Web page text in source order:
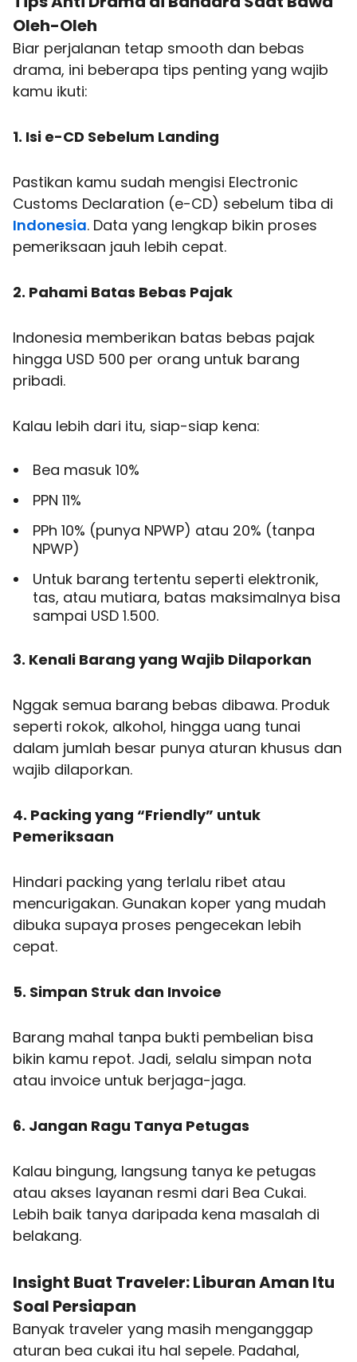
Oleh-Oleh
Biar perjalanan tetap smooth dan bebas
drama, ini beberapa tips penting yang wajib
kamu ikuti:
1. Isi e-CD Sebelum Landing
Pastikan kamu sudah mengisi Electronic
Customs Declaration (e-CD) sebelum tiba di
Indonesia. Data yang lengkap bikin proses
pemeriksaan jauh lebih cepat.
2. Pahami Batas Bebas Pajak
Indonesia memberikan batas bebas pajak
hingga USD 500 per orang untuk barang
pribadi.
Kalau lebih dari itu, siap-siap kena:
Bea masuk 10%
PPN 11%
PPh 10% (punya NPWP) atau 20% (tanpa
NPWP)
Untuk barang tertentu seperti elektronik,
tas, atau mutiara, batas maksimalnya bisa
sampai USD 1.500.
3. Kenali Barang yang Wajib Dilaporkan
Nggak semua barang bebas dibawa. Produk
seperti rokok, alkohol, hingga uang tunai
dalam jumlah besar punya aturan khusus dan
wajib dilaporkan.
4. Packing yang “Friendly” untuk
Pemeriksaan
Hindari packing yang terlalu ribet atau
mencurigakan. Gunakan koper yang mudah
dibuka supaya proses pengecekan lebih
cepat.
5. Simpan Struk dan Invoice
Barang mahal tanpa bukti pembelian bisa
bikin kamu repot. Jadi, selalu simpan nota
atau invoice untuk berjaga-jaga.
6. Jangan Ragu Tanya Petugas
Kalau bingung, langsung tanya ke petugas
atau akses layanan resmi dari Bea Cukai.
Lebih baik tanya daripada kena masalah di
belakang.
Insight Buat Traveler:Liburan Aman Itu
Soal Persiapan
Banyak traveler yang masih menganggap
aturan bea cukai itu hal sepele. Padahal,